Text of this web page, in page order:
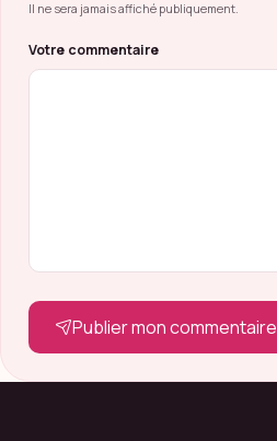
Il ne sera jamais affiché publiquement.
Votre commentaire
Publier mon commentaire